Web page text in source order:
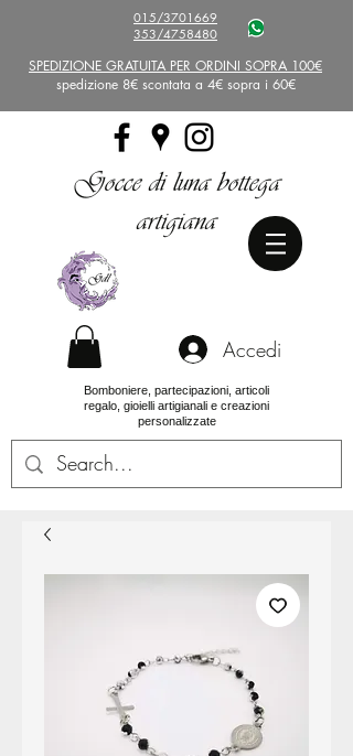
015/3701669
353/4758480
SPEDIZIONE GRATUITA PER ORDINI SOPRA 100€
spedizione 8€ scontata a 4€ sopra i 60€
Gocce di luna bottega
artigiana
Accedi
Bomboniere, partecipazioni, articoli
regalo, gioielli artigianali e creazioni
personalizzate